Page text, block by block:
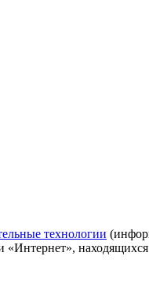
технологии
«Интернет»,